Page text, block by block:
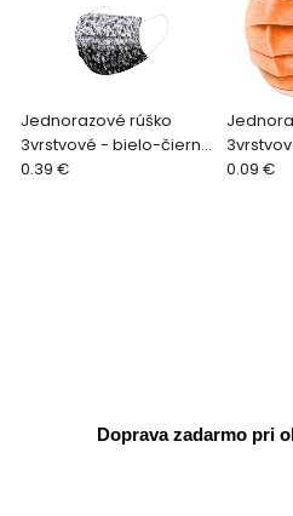
Jednorazové rúško
3vrstvové - bielo-čierna
1ks
0.39 €
0.09 €
Doprava zadarmo pri